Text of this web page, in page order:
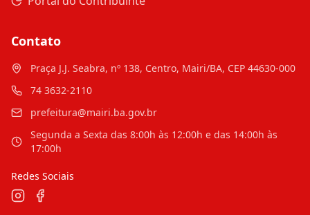
Contato
Praça J.J. Seabra, nº 138, Centro, Mairi/BA, CEP 44630-000
74 3632-2110
prefeitura@mairi.ba.gov.br
Segunda a Sexta das 8:00h às 12:00h e das 14:00h às
17:00h
Redes Sociais